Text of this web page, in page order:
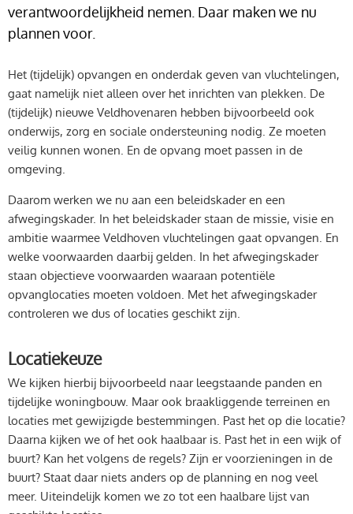
verantwoordelijkheid nemen. Daar maken we nu
plannen voor.
Het (tijdelijk) opvangen en onderdak geven van vluchtelingen,
gaat namelijk niet alleen over het inrichten van plekken. De
(tijdelijk) nieuwe Veldhovenaren hebben bijvoorbeeld ook
onderwijs, zorg en sociale ondersteuning nodig. Ze moeten
veilig kunnen wonen. En de opvang moet passen in de
omgeving.
Daarom werken we nu aan een beleidskader en een
afwegingskader. In het beleidskader staan de missie, visie en
ambitie waarmee Veldhoven vluchtelingen gaat opvangen. En
welke voorwaarden daarbij gelden. In het afwegingskader
staan objectieve voorwaarden waaraan potentiële
opvanglocaties moeten voldoen. Met het afwegingskader
controleren we dus of locaties geschikt zijn.
Locatiekeuze
We kijken hierbij bijvoorbeeld naar leegstaande panden en
tijdelijke woningbouw. Maar ook braakliggende terreinen en
locaties met gewijzigde bestemmingen. Past het op die locatie?
Daarna kijken we of het ook haalbaar is. Past het in een wijk of
buurt? Kan het volgens de regels? Zijn er voorzieningen in de
buurt? Staat daar niets anders op de planning en nog veel
meer. Uiteindelijk komen we zo tot een haalbare lijst van